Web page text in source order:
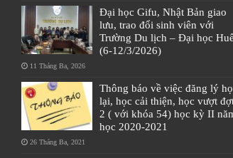
Đại học Gifu, Nhật Bản giao
lưu, trao đổi sinh viên với
Trường Du lịch – Đại học
(6-12/3/2026)
11 Tháng Ba, 2026
Thông báo về việc đăng lý
lại, học cải thiện, học vượt
2 ( với khóa 54) học kỳ II
học 2020-2021
26 Tháng Ba, 2021